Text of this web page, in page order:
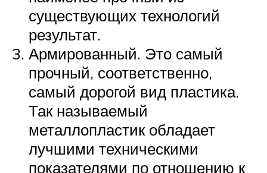
существующих технологий
результат.
Армированный. Это самый
прочный, соответственно,
самый дорогой вид пластика.
Так называемый
металлопластик обладает
лучшими техническими
показателями по отношению к